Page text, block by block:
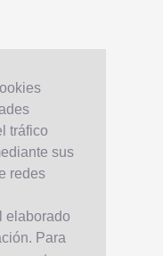
tráfico
sus
redes
elaborado
Para